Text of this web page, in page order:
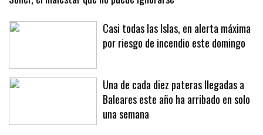
Casi todas las Islas, en alerta máxima
por riesgo de incendio este domingo
Una de cada diez pateras llegadas a
Baleares este año ha arribado en solo
una semana